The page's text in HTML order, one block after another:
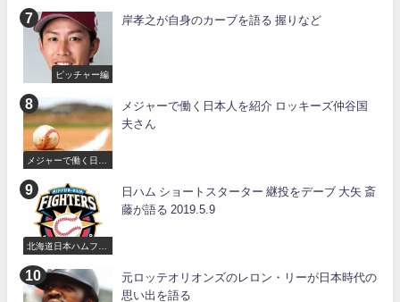
ピッチャー編
岸孝之が自身のカーブを語る 握りなど
メジャーで働く日本
メジャーで働く日本人を紹介 ロッキーズ仲谷国
夫さん
北海道日本ハムファ
日ハム ショートスターター 継投をデーブ 大矢 斎
藤が語る 2019.5.9
元ロッテオリオンズのレロン・リーが日本時代の
思い出を語る